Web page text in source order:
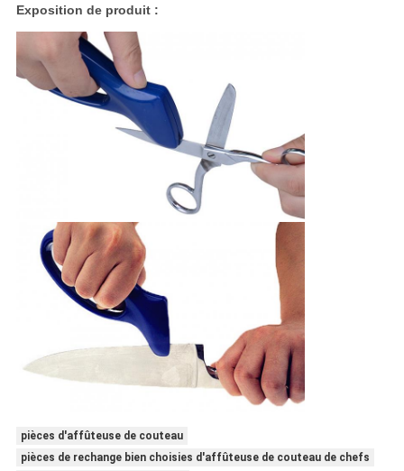
Exposition de produit :
pièces d'affûteuse de couteau
pièces de rechange bien choisies d'affûteuse de couteau de chefs